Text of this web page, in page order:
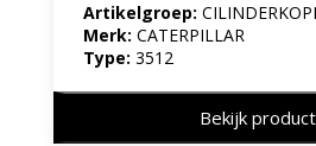
Artikelgroep:
Merk: CATERPILLAR
Type: 3512
Bekijk product